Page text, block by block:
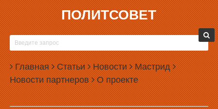
ПОЛИТСОВЕТ
Главная Статьи Новости Мастрид
Новости партнеров О проекте
03.06.2026, 11:00
В СВЕРДЛОВСКО-ВЕНГЕРСКОЙ
ИНВЕСТИЦИОННОЙ ПЛАТФОРМЕ УКРАЛИ 130
МИЛЛИОНОВ РУБЛЕЙ
В Свердловской области будут судить экс-директора Центра
компетенций «Финанс», обвиняемого в хищении 130 миллионов
рублей.